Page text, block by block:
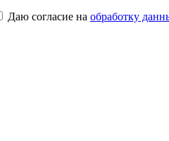
Даю согласие на обработку